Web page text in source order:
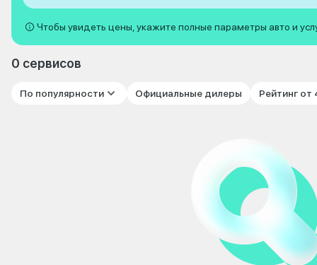
Чтобы увидеть цены, укажите полные параметры авто и
0 сервисов
По популярности Официальные дилеры Рейтинг от